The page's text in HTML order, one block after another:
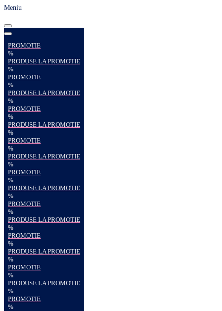
Meniu
PROMOTIE
%
PRODUSE LA PROMOTIE
%
PROMOTIE
%
PRODUSE LA PROMOTIE
%
PROMOTIE
%
PRODUSE LA PROMOTIE
%
PROMOTIE
%
PRODUSE LA PROMOTIE
%
PROMOTIE
%
PRODUSE LA PROMOTIE
%
PROMOTIE
%
PRODUSE LA PROMOTIE
%
PROMOTIE
%
PRODUSE LA PROMOTIE
%
PROMOTIE
%
PRODUSE LA PROMOTIE
%
PROMOTIE
%